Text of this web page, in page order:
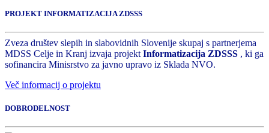
PROJEKT INFORMATIZACIJA ZDSSS
Zveza društev slepih in slabovidnih Slovenije skupaj s partnerjema
MDSS Celje in Kranj izvaja projekt Informatizacija ZDSSS , ki ga
sofinancira Minisrstvo za javno upravo iz Sklada NVO.
Več informacij o projektu
DOBRODELNOST